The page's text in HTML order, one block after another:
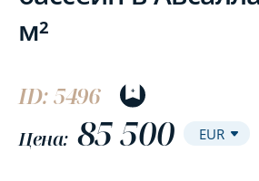
м²
ID: 5496
Цена: 85 500